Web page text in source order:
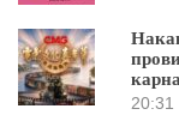
20:31